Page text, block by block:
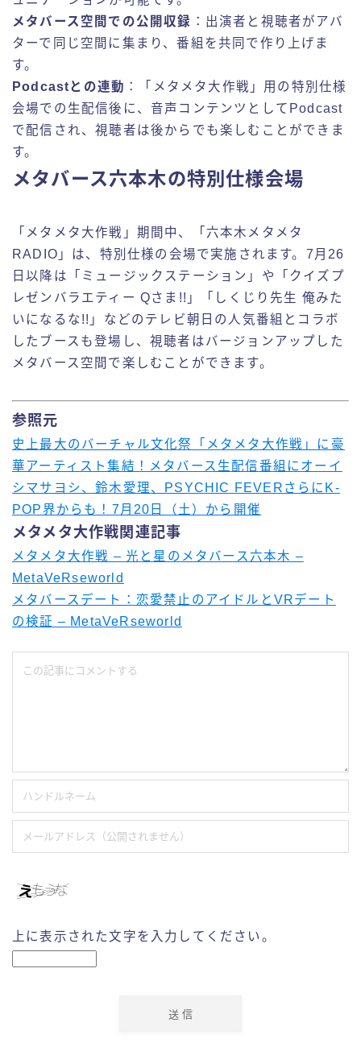
メタバース空間での公開収録 ：出演者と視聴者がアバ
ターで同じ空間に集まり、番組を共同で作り上げま
す。
Podcastとの連動 ：「メタメタ大作戦」用の特別仕様
会場での生配信後に、音声コンテンツとしてPodcast
で配信され、視聴者は後からでも楽しむことができま
す。
メタバース六本木の特別仕様会場
「メタメタ大作戦」期間中、「六本木メタメタ
RADIO」は、特別仕様の会場で実施されます。7月26
日以降は「ミュージックステーション」や「クイズプ
レゼンバラエティー Qさま!!」「しくじり先生 俺みた
いになるな!!」などのテレビ朝日の人気番組とコラボ
したブースも登場し、視聴者はバージョンアップした
メタバース空間で楽しむことができます。
参照元
史上最大のバーチャル文化祭「メタメタ大作戦」に豪
華アーティスト集結！メタバース生配信番組にオーイ
シマサヨシ、鈴木愛理、PSYCHIC FEVERさらにK-
POP界からも！7月20日（土）から開催
メタメタ大作戦関連記事
メタメタ大作戦 – 光と星のメタバース六本木 –
MetaVeRseworld
メタバースデート：恋愛禁止のアイドルとVRデート
の検証 – MetaVeRseworld
上に表示された文字を入力してください。